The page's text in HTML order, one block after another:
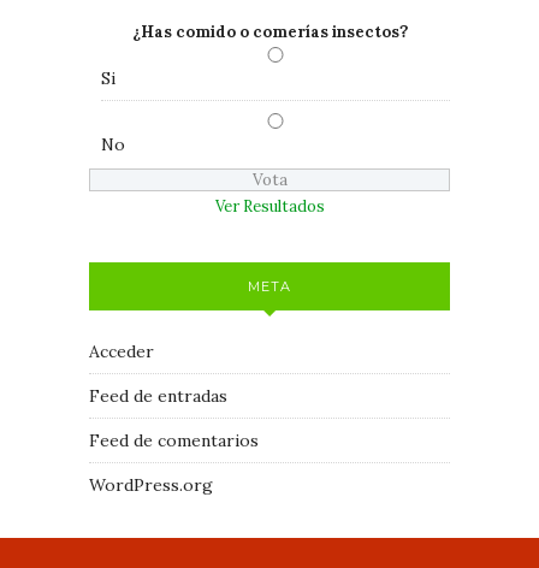
¿Has comido o comerías insectos?
Si
No
Ver Resultados
META
Acceder
Feed de entradas
Feed de comentarios
WordPress.org